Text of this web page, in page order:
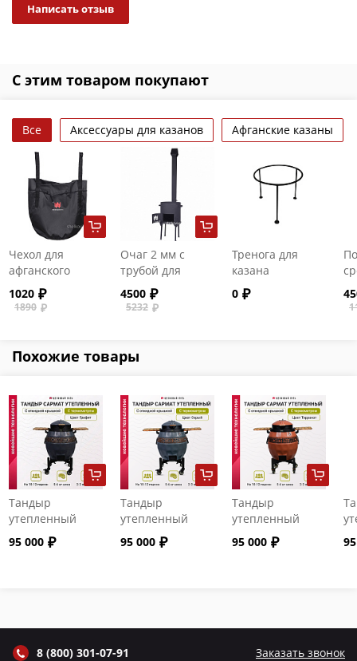
Написать отзыв
С этим товаром покупают
Все Аксессуары для казанов Афганские казаны
Чехол для
афганского
казана на 30
литров
1020
1890
Очаг 2 мм с
трубой для
казанов на 8-10
литров
4500
5232
Тренога для
казана
0
Похожие товары
Тандыр
утепленный
"Сармат" с
откидной
95 000
Тандыр
утепленный
"Сармат" с
откидной
95 000
Тандыр
утепленный
"Сармат" с
откидной
95 000
8 (800) 301-07-91 Заказать звонок